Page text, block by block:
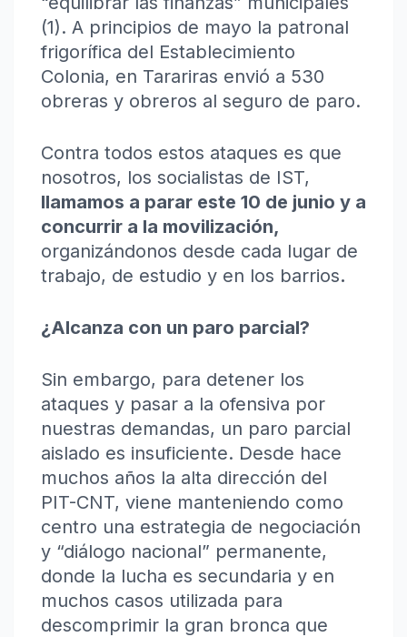
(1). A principios de mayo la patronal
frigorífica del Establecimiento
Colonia, en Tarariras envió a 530
obreras y obreros al seguro de paro.
Contra todos estos ataques es que
nosotros, los socialistas de IST,
llamamos a parar este 10 de junio y a
concurrir a la movilización,
organizándonos desde cada lugar de
trabajo, de estudio y en los barrios.
¿Alcanza con un paro parcial?
Sin embargo, para detener los
ataques y pasar a la ofensiva por
nuestras demandas, un paro parcial
aislado es insuficiente. Desde hace
muchos años la alta dirección del
PIT-CNT, viene manteniendo como
centro una estrategia de negociación
y “diálogo nacional” permanente,
donde la lucha es secundaria y en
muchos casos utilizada para
descomprimir la gran bronca que